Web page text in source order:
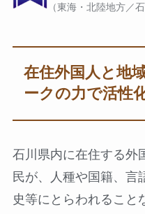
（東海・北陸地方／石
在住外国人と地
ークの力で活性
石川県内に在住する外
民が、人種や国籍、言
史等にとらわれること